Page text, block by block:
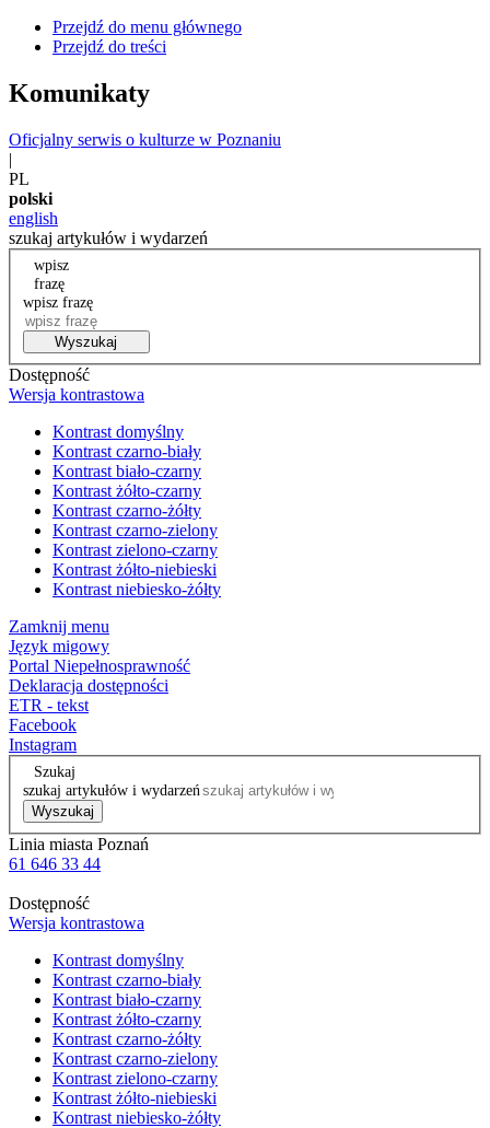
Przejdź do menu głównego
Przejdź do treści
Komunikaty
Oficjalny serwis o kulturze w Poznaniu
|
PL
polski
english
szukaj artykułów i wydarzeń
wpisz
frazę
wpisz frazę
Wyszukaj
Dostępność
Wersja kontrastowa
Kontrast domyślny
Kontrast czarno-biały
Kontrast biało-czarny
Kontrast żółto-czarny
Kontrast czarno-żółty
Kontrast czarno-zielony
Kontrast zielono-czarny
Kontrast żółto-niebieski
Kontrast niebiesko-żółty
Zamknij menu
Język migowy
Portal Niepełnosprawność
Deklaracja dostępności
ETR - tekst
Facebook
Instagram
Szukaj
szukaj artykułów i wydarzeń
Wyszukaj
Linia miasta Poznań
61 646 33 44
Dostępność
Wersja kontrastowa
Kontrast domyślny
Kontrast czarno-biały
Kontrast biało-czarny
Kontrast żółto-czarny
Kontrast czarno-żółty
Kontrast czarno-zielony
Kontrast zielono-czarny
Kontrast żółto-niebieski
Kontrast niebiesko-żółty